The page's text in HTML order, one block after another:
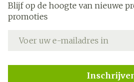
Blijf op de hoogte van nieuwe
promoties